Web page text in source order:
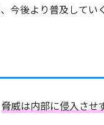
後より普及してい
脅威は内部に侵入させ